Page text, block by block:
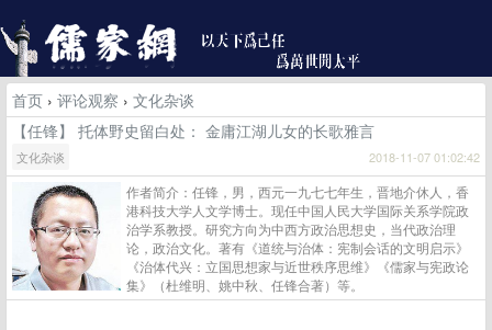
首页 › 评论观察 › 文化杂谈
【任锋】 托体野史留白处： 金庸江湖儿女的长歌雅言
文化杂谈 2018-11-07 01:02:42
作者简介：任锋，男，西元一九七七年生，晋地介休人，香
港科技大学人文学博士。现任中国人民大学国际关系学院政
治学系教授。研究方向为中西方政治思想史，当代政治理
论，政治文化。著有《道统与治体：宪制会话的文明启示》
《治体代兴：立国思想家与近世秩序思维》《儒家与宪政论
集》（杜维明、姚中秋、任锋合著）等。